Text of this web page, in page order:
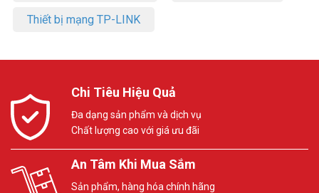
Thiết bị mạng TP-LINK
Chi Tiêu Hiệu Quả
Đa dạng sản phẩm và dịch vụ
Chất lượng cao với giá ưu đãi
An Tâm Khi Mua Sắm
Sản phẩm, hàng hóa chính hãng